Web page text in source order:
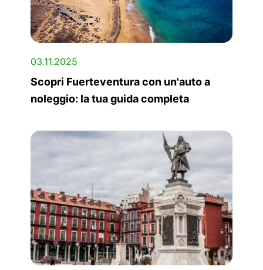
03.11.2025
Scopri Fuerteventura con un'auto a
noleggio: la tua guida completa